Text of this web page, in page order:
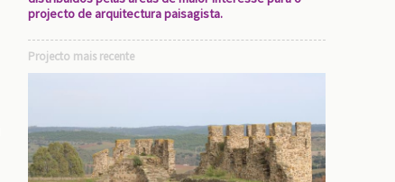
projecto de arquitectura paisagista.
Projecto mais recente